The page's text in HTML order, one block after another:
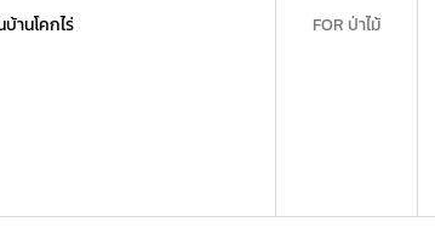
านโคกไร่ FOR ป่าไม้